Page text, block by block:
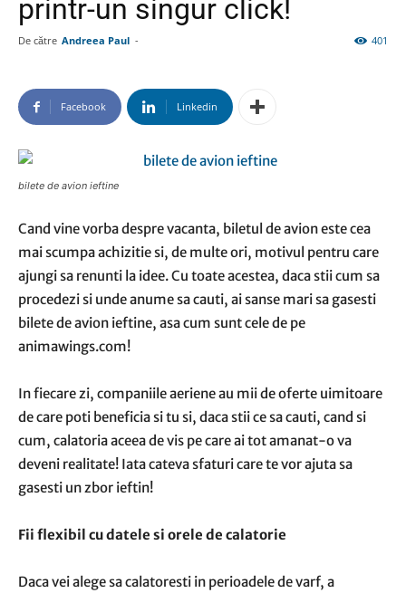
printr-un singur click!
De către Andreea Paul - 401
Facebook Linkedin
bilete de avion ieftine
Cand vine vorba despre vacanta, biletul de avion este cea
mai scumpa achizitie si, de multe ori, motivul pentru care
ajungi sa renunti la idee. Cu toate acestea, daca stii cum sa
procedezi si unde anume sa cauti, ai sanse mari sa gasesti
bilete de avion ieftine, asa cum sunt cele de pe
animawings.com!
In fiecare zi, companiile aeriene au mii de oferte uimitoare
de care poti beneficia si tu si, daca stii ce sa cauti, cand si
cum, calatoria aceea de vis pe care ai tot amanat-o va
deveni realitate! Iata cateva sfaturi care te vor ajuta sa
gasesti un zbor ieftin!
Fii flexibil cu datele si orele de calatorie
Daca vei alege sa calatoresti in perioadele de varf, a